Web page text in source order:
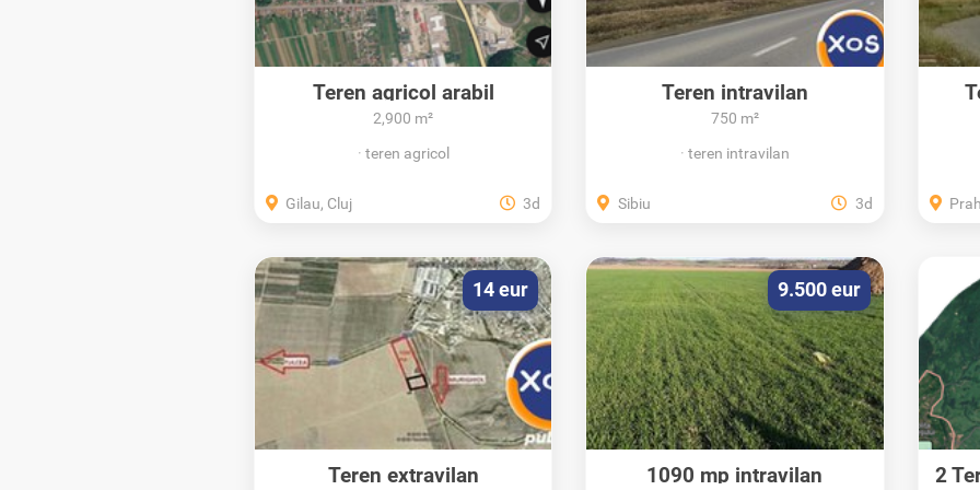
Teren agricol arabil
2,900 m²
teren agricol
Gilau, Cluj 3d
Teren intravilan
750 m²
teren intravilan
Sibiu 3d
Teren extravilan
14 eur
1090 mp intravilan
9.500 eur
2